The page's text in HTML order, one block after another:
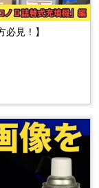
必見！】